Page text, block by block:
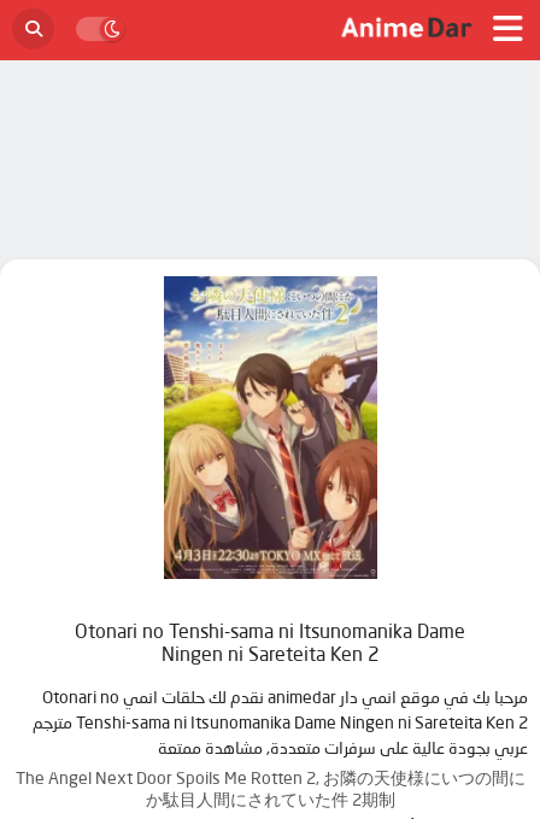
Otonari no Tenshi-sama ni Itsunomanika Dame
Ningen ni Sareteita Ken 2
مرحبا بك في موقع انمي دار animedar نقدم لك حلقات انمي Otonari no
Tenshi-sama ni Itsunomanika Dame Ningen ni Sareteita Ken 2 مترجم
عربي بجودة عالية على سرفرات متعددة, مشاهدة ممتعة
The Angel Next Door Spoils Me Rotten 2, お隣の天使様にいつの間に
か駄目人間にされていた件 2期制